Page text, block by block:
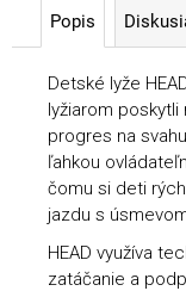
Popis
Detské lyže
lyžiarom poskytli
progres na
ľahkou
čomu si deti
jazdu s
HEAD využíva
zatáčanie a